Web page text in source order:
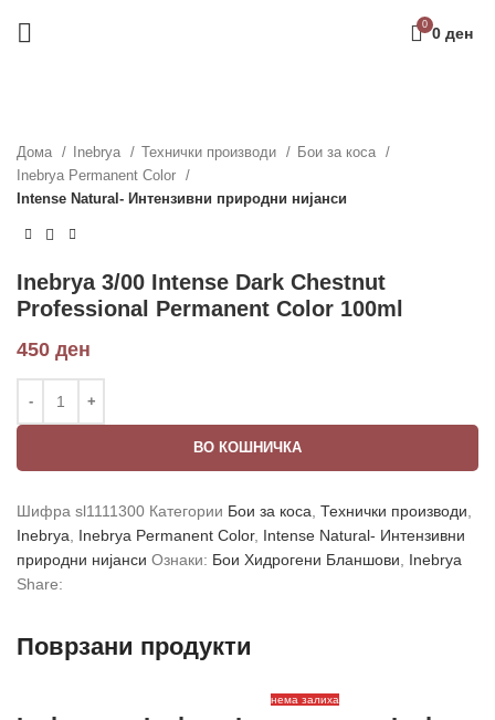
0 0 ден
Дома Inebrya Технички производи
Бои за коса
Inebrya Permanent Color
Intense Natural- Интензивни природни нијанси
Inebrya 3/00 Intense Dark Chestnut
Professional Permanent Color 100ml
450 ден
ВО КОШНИЧКА
Шифра sl1111300 Категории Бои за коса Технички производи
Inebrya
Inebrya Permanent Color, Intense Natural- Интензивни
природни нијанси Ознаки: Бои Хидрогени Бланшови
Inebrya
Share:
Поврзани продукти
нема залиха